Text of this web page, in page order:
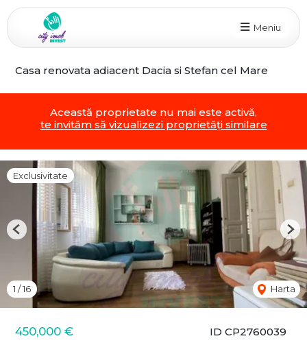
Meniu
Casa renovata adiacent Dacia si Stefan cel Mare
Această proprietate nu mai este activă,
te invităm să vizualizezi proprietăți similare
ID CP2760039
450,000 €
Exclusivitate
1 /16 Harta
Previous